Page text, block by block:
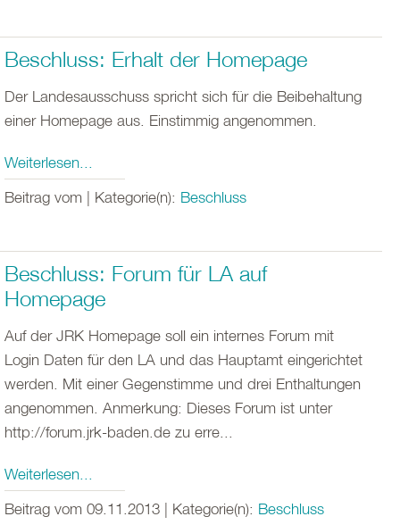
Beschluss: Erhalt der Homepage
Der Landesausschuss spricht sich für die Beibehaltung
einer Homepage aus. Einstimmig angenommen.
Weiterlesen...
Beitrag vom | Kategorie(n): Beschluss
Beschluss: Forum für LA auf
Homepage
Auf der JRK Homepage soll ein internes Forum mit
Login Daten für den LA und das Hauptamt eingerichtet
werden. Mit einer Gegenstimme und drei Enthaltungen
angenommen. Anmerkung: Dieses Forum ist unter
http://forum.jrk-baden.de zu erre...
Weiterlesen...
Beitrag vom 09.11.2013 | Kategorie(n): Beschluss